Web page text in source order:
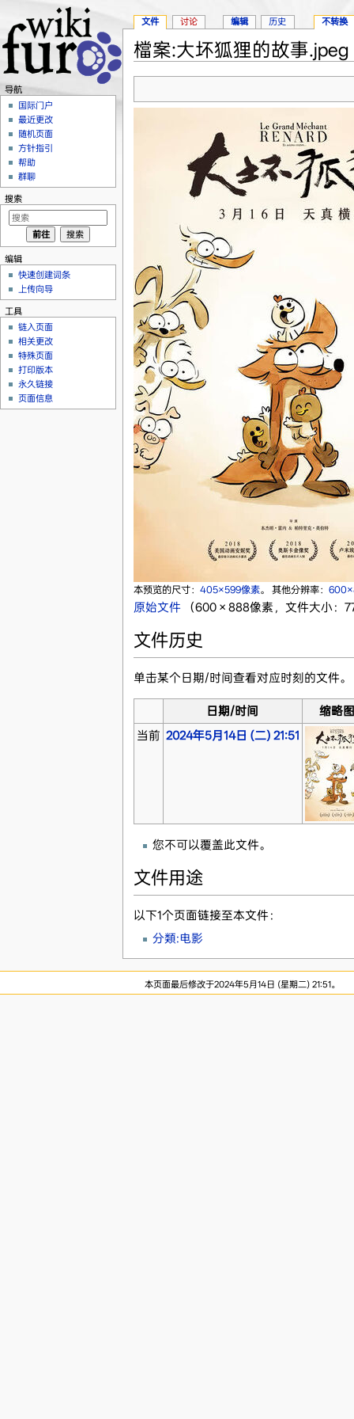
檔案:大坏狐狸的故事.jpeg
本预览的尺寸： 405×599像素。 其他分辨率：
原始文件‎ （600 × 888像素，文件大小：
文件历史
单击某个日期/时间查看对应时刻的文件。
日期/时间
缩略图
当前 2024年5月14日 (二) 21:51
您不可以覆盖此文件。
文件用途
以下1个页面链接至本文件：
分類:电影
文件 讨论 编辑 历史 不转换
导航
国际门户
最近更改
随机页面
方针指引
帮助
群聊
搜索
编辑
快速创建词条
上传向导
工具
链入页面
相关更改
特殊页面
打印版本
永久链接
页面信息
本页面最后修改于2024年5月14日 (星期二) 21:51。